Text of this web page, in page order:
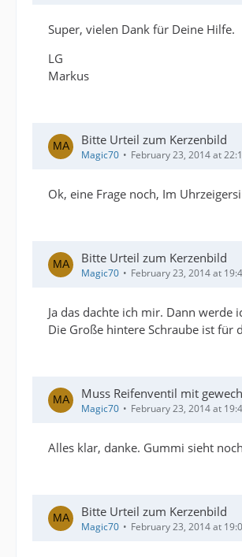
Super, vielen Dank für Deine Hilfe.
LG
Markus
Bitte Urteil zum Kerzenbild
Magic70 February 23, 2014 at
Ok, eine Frage noch, Im
Bitte Urteil zum Kerzenbild
Magic70 February 23, 2014 at
Ja das dachte ich mir. Dann werde
Die Große hintere Schraube ist für
Muss Reifenventil mit
Magic70 February 23, 2014 at
Alles klar, danke. Gummi sieht
Bitte Urteil zum Kerzenbild
Magic70 February 23, 2014 at